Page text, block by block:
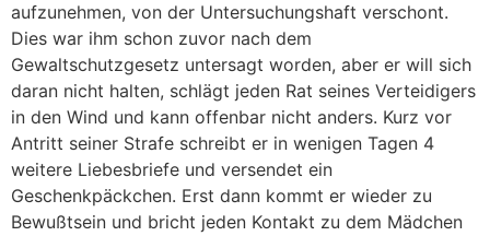
aufzunehmen, von der Untersuchungshaft verschont.
Dies war ihm schon zuvor nach dem
Gewaltschutzgesetz untersagt worden, aber er will sich
daran nicht halten, schlägt jeden Rat seines Verteidigers
in den Wind und kann offenbar nicht anders. Kurz vor
Antritt seiner Strafe schreibt er in wenigen Tagen 4
weitere Liebesbriefe und versendet ein
Geschenkpäckchen. Erst dann kommt er wieder zu
Bewußtsein und bricht jeden Kontakt zu dem Mädchen